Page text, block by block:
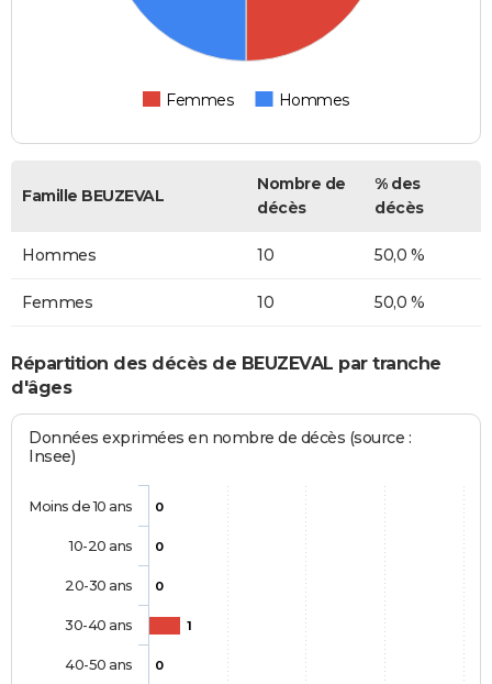
Femmes Hommes
Famille BEUZEVAL
Nombre de
décès
% des
décès
Hommes 10 50,0 %
Femmes 10 50,0 %
Répartition des décès de BEUZEVAL par tranche
d'âges
Données exprimées en nombre de décès (source :
Insee)
0
0
0
1
0
Moins de 10 ans
10-20 ans
20-30 ans
30-40 ans
40-50 ans